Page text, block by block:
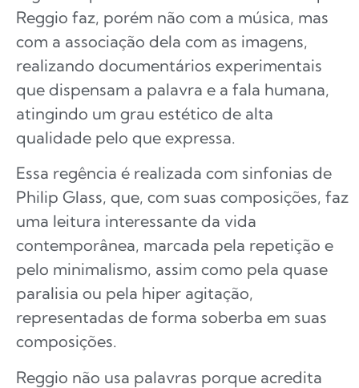
Reggio faz, porém não com a música, mas
com a associação dela com as imagens,
realizando documentários experimentais
que dispensam a palavra e a fala humana,
atingindo um grau estético de alta
qualidade pelo que expressa.
Essa regência é realizada com sinfonias de
Philip Glass, que, com suas composições, faz
uma leitura interessante da vida
contemporânea, marcada pela repetição e
pelo minimalismo, assim como pela quase
paralisia ou pela hiper agitação,
representadas de forma soberba em suas
composições.
Reggio não usa palavras porque acredita